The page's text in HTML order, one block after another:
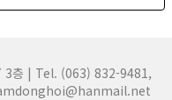
3층 | Tel. (063) 832-9481,